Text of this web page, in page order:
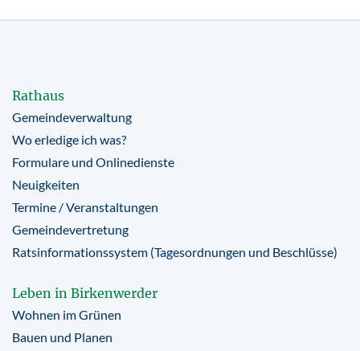
Rathaus
Gemeindeverwaltung
Wo erledige ich was?
Formulare und Onlinedienste
Neuigkeiten
Termine / Veranstaltungen
Gemeindevertretung
Ratsinformationssystem (Tagesordnungen und Beschlüsse)
Leben in Birkenwerder
Wohnen im Grünen
Bauen und Planen